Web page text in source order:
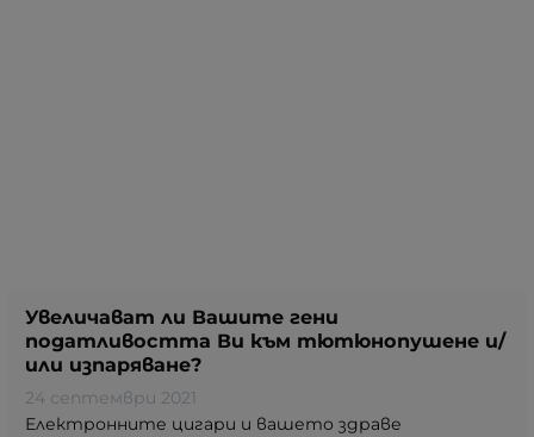
Увеличават ли Вашите гени
податливостта Ви към тютюнопушене и/
или изпаряване?
24 септември 2021
Електронните цигари и вашето здраве